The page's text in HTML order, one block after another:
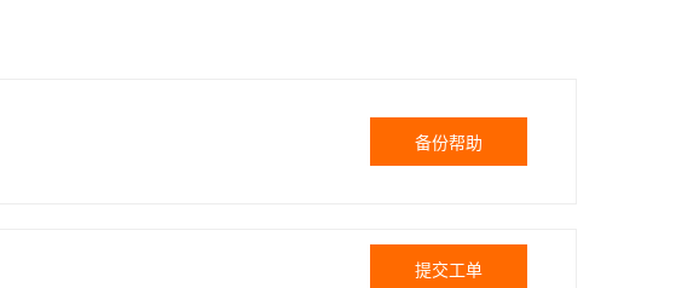
备份帮助
提交工单